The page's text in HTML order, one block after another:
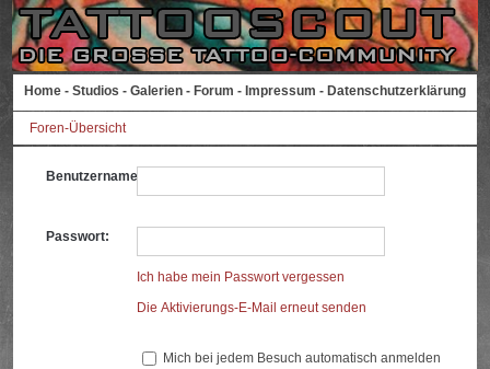
Home - Studios - Galerien - Forum - Impressum - Datenschutzerklärung
Foren-Übersicht
Benutzername:
Passwort:
Ich habe mein Passwort vergessen
Die Aktivierungs-E-Mail erneut senden
Mich bei jedem Besuch automatisch anmelden